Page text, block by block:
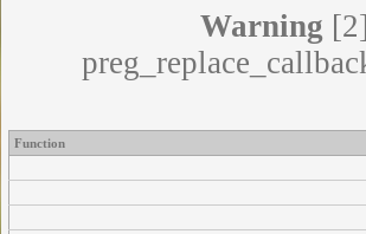
Warning
Function